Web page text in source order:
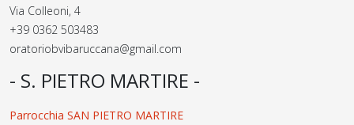
Via Colleoni, 4
+39 0362 503483
oratoriobvibaruccana@gmail.com
- S. PIETRO MARTIRE -
Parrocchia SAN PIETRO MARTIRE